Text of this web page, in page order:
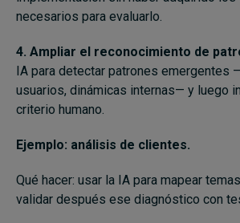
necesarios para evaluarlo.
4. Ampliar el reconocimiento de
IA para detectar patrones emergentes
usuarios, dinámicas internas— y luego
criterio humano.
Ejemplo: análisis de clientes.
Qué hacer: usar la IA para mapear
validar después ese diagnóstico con